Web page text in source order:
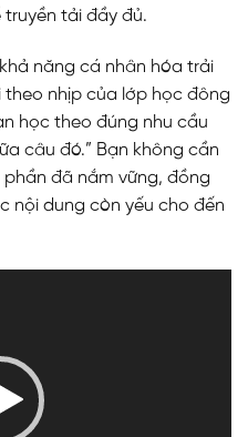
tải đầy đủ.
năng cá nhân hóa trải
theo nhịp của lớp học đông
học theo đúng nhu cầu
câu đó.” Bạn không cần
đã nắm vững, đồng
nội dung còn yếu cho đến